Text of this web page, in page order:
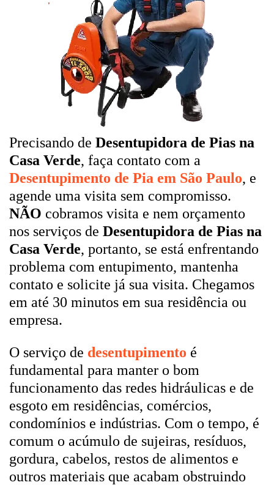
Precisando de Desentupidora de Pias na
Casa Verde, faça contato com a
Desentupimento de Pia em São Paulo, e
agende uma visita sem compromisso.
NÃO cobramos visita e nem orçamento
nos serviços de Desentupidora de Pias na
Casa Verde, portanto, se está enfrentando
problema com entupimento, mantenha
contato e solicite já sua visita. Chegamos
em até 30 minutos em sua residência ou
empresa.
O serviço de desentupimento é
fundamental para manter o bom
funcionamento das redes hidráulicas e de
esgoto em residências, comércios,
condomínios e indústrias. Com o tempo, é
comum o acúmulo de sujeiras, resíduos,
gordura, cabelos, restos de alimentos e
outros materiais que acabam obstruindo